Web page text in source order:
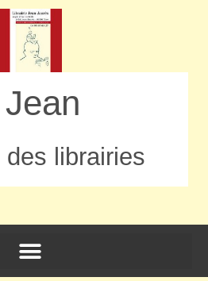
librairies